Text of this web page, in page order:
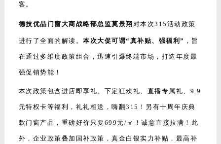
客。
德技优品门窗大商战略部总监莫景翔 对本次315活动政策
进行了全面的解读。本次大促可谓“真补贴、强福利” ，旨
在通过多维度政策组合，迅速引爆终端市场，打造年度最
强促销势能！
本次政策包含进店即享礼、下定狂欢礼、直播专属礼、9.9
元特权卡等福利，礼礼相送，嗨翻315！另有十周年庆典
款门窗产品，重磅好价只要699元/㎡！诚意直接拉满！此
外，企业政策叠加国补政策，真金白银实力补贴，最高补